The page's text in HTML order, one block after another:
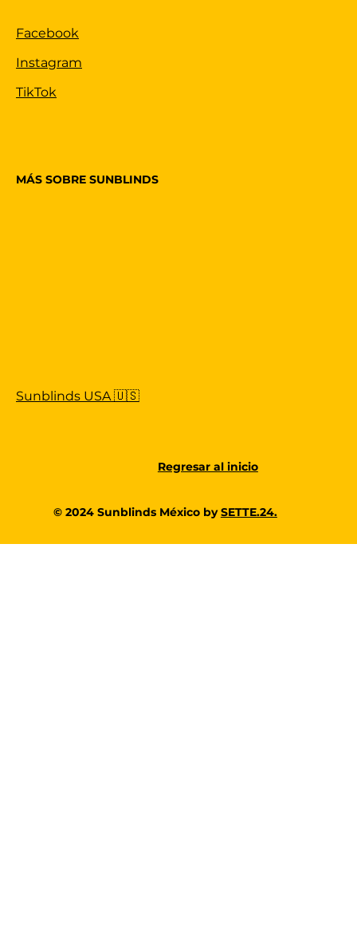
Facebook
Instagram
TikTok
MÁS SOBRE SUNBLINDS
Sunblinds USA 🇺🇸
© 2024 Sunblinds México bySETTE.24.
Regresar al inicio